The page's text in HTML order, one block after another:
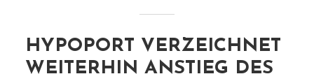
HYPOPORT VERZEICHNET
WEITERHIN ANSTIEG DES